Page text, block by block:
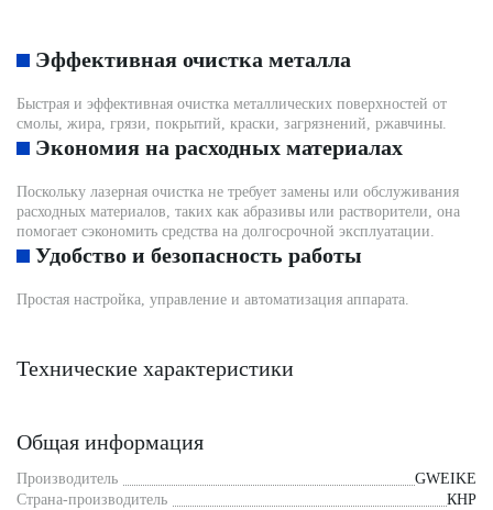
Эффективная очистка металла
Быстрая и эффективная очистка металлических поверхностей от
смолы, жира, грязи, покрытий, краски, загрязнений, ржавчины.
Экономия на расходных материалах
Поскольку лазерная очистка не требует замены или обслуживания
расходных материалов, таких как абразивы или растворители, она
помогает сэкономить средства на долгосрочной эксплуатации.
Удобство и безопасность работы
Простая настройка, управление и автоматизация аппарата.
Технические характеристики
Общая информация
Производитель
GWEIKE
Страна-производитель
КНР